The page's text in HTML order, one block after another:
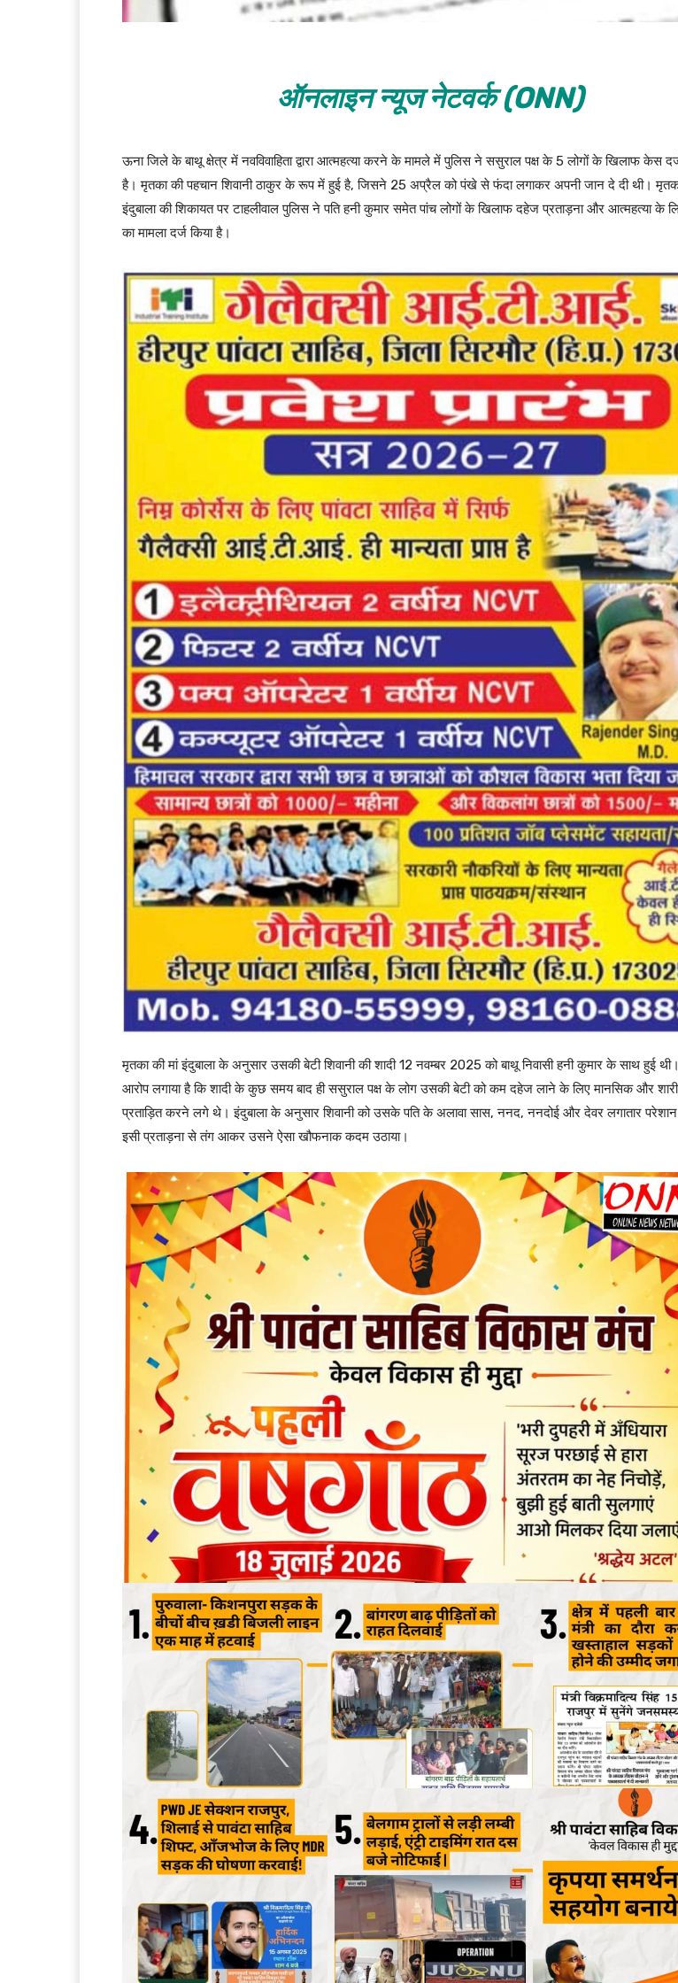
ऑनलाइन न्यूज नेटवर्क (ONN)
ऊना जिले के बाथू क्षेत्र में नवविवाहिता द्वारा आत्महत्या करने के मामले में पुलिस ने ससुराल पक्ष के 5 लोगों के खिलाफ केस
है। मृतका की पहचान शिवानी ठाकुर के रूप में हुई है, जिसने 25 अप्रैल को पंखे से फंदा लगाकर अपनी जान दे दी थी।
इंदुबाला की शिकायत पर टाहलीवाल पुलिस ने पति हनी कुमार समेत पांच लोगों के खिलाफ दहेज प्रताड़ना और आत्महत्या के
का मामला दर्ज किया है।
मृतका की मां इंदुबाला के अनुसार उसकी बेटी शिवानी की शादी 12 नवम्बर 2025 को बाथू निवासी हनी कुमार के साथ हुई
आरोप लगाया है कि शादी के कुछ समय बाद ही ससुराल पक्ष के लोग उसकी बेटी को कम दहेज लाने के लिए मानसिक और
प्रताड़ित करने लगे थे। इंदुबाला के अनुसार शिवानी को उसके पति के अलावा सास, ननद, ननदोई और देवर लगातार
इसी प्रताड़ना से तंग आकर उसने ऐसा खौफनाक कदम उठाया।